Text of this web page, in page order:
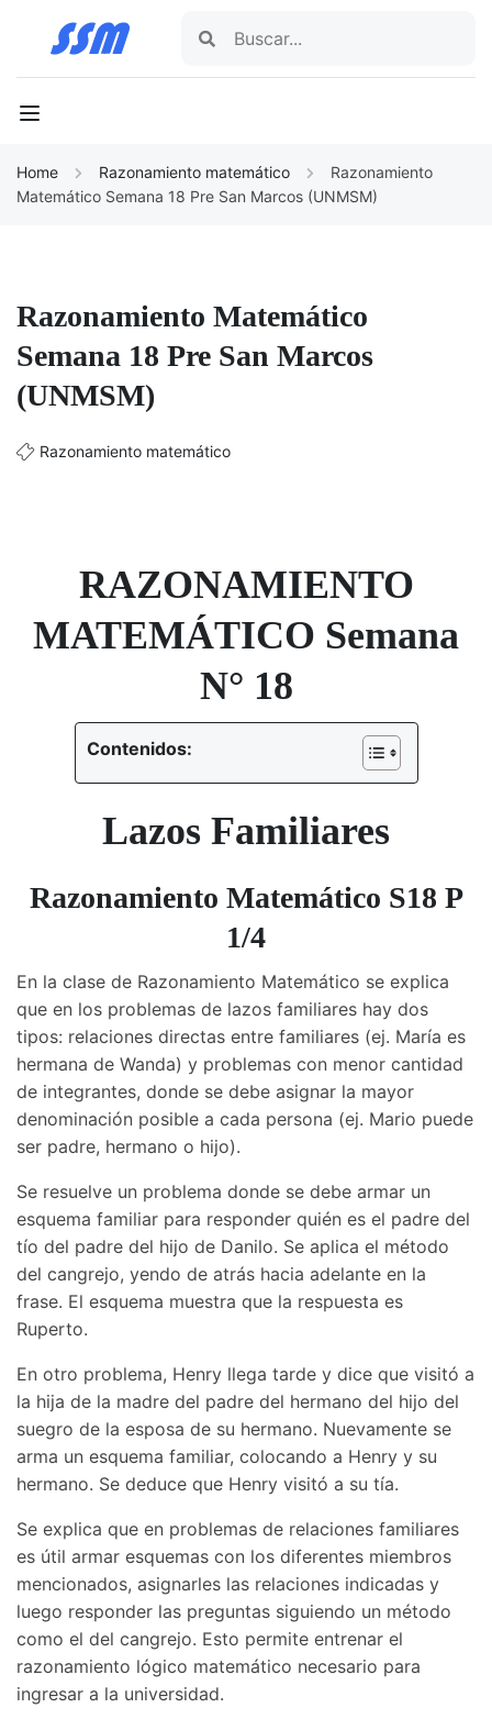
Home Razonamiento matemático
Razonamiento
Matemático Semana 18 Pre San Marcos (UNMSM)
Razonamiento Matemático
Semana 18 Pre San Marcos
(UNMSM)
Razonamiento matemático
RAZONAMIENTO
MATEMÁTICO Semana
N° 18
Contenidos:
Lazos Familiares
Razonamiento Matemático S18 P
1/4
En la clase de Razonamiento Matemático se explica
que en los problemas de lazos familiares hay dos
tipos: relaciones directas entre familiares (ej. María es
hermana de Wanda) y problemas con menor cantidad
de integrantes, donde se debe asignar la mayor
denominación posible a cada persona (ej. Mario puede
ser padre, hermano o hijo).
Se resuelve un problema donde se debe armar un
esquema familiar para responder quién es el padre del
tío del padre del hijo de Danilo. Se aplica el método
del cangrejo, yendo de atrás hacia adelante en la
frase. El esquema muestra que la respuesta es
Ruperto.
En otro problema, Henry llega tarde y dice que visitó a
la hija de la madre del padre del hermano del hijo del
suegro de la esposa de su hermano. Nuevamente se
arma un esquema familiar, colocando a Henry y su
hermano. Se deduce que Henry visitó a su tía.
Se explica que en problemas de relaciones familiares
es útil armar esquemas con los diferentes miembros
mencionados, asignarles las relaciones indicadas y
luego responder las preguntas siguiendo un método
como el del cangrejo. Esto permite entrenar el
razonamiento lógico matemático necesario para
ingresar a la universidad.